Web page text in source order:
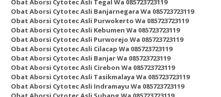
Obat Aborsi Cytotec Asli Banjarnegara Wa 085723723119
Obat Aborsi Cytotec Asli Purwokerto Wa 085723723119
Obat Aborsi Cytotec Asli Kebumen Wa 085723723119
Obat Aborsi Cytotec Asli Purworejo Wa 085723723119
Obat Aborsi Cytotec Asli Cilacap Wa 085723723119
Obat Aborsi Cytotec Asli Banjar Wa 085723723119
Obat Aborsi Cytotec Asli Cirebon Wa 085723723119
Obat Aborsi Cytotec Asli Tasikmalaya Wa 085723723119
Obat Aborsi Cytotec Asli Indramayu Wa 085723723119